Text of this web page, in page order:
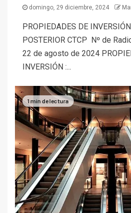
domingo, 29 diciembre, 2024
PROPIEDADES DE
POSTERIOR CTCP Nº de
22 de agosto de 2024
INVERSIÓN :...
1 min de lectura